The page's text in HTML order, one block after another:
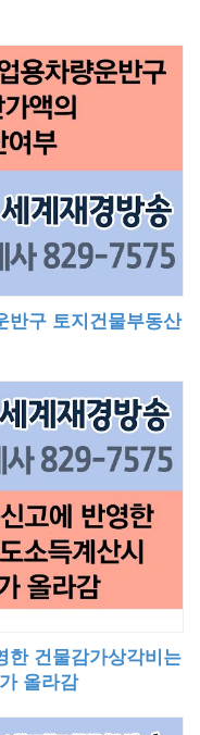
반구 토지건물부동산
한 건물감가상각비는
올라감